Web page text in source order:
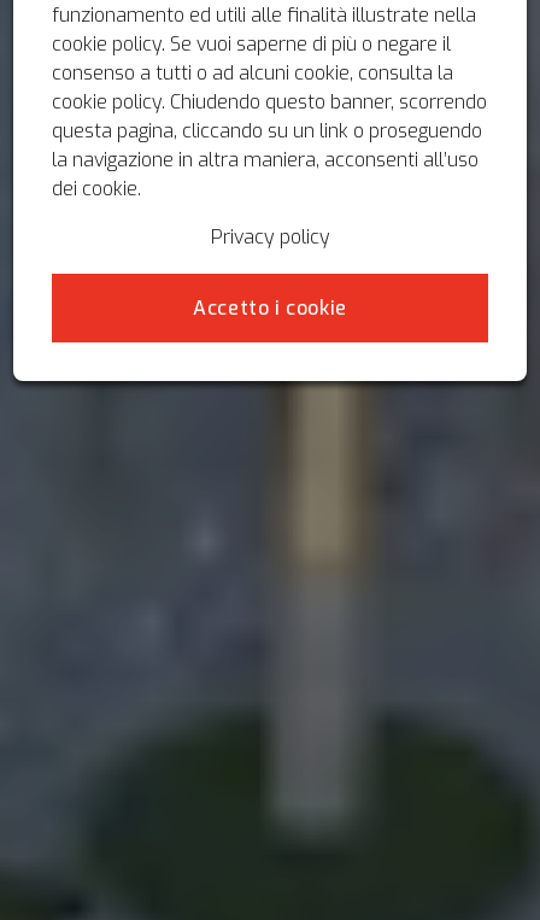
funzionamento ed utili alle finalità illustrate nella
cookie policy. Se vuoi saperne di più o negare il
consenso a tutti o ad alcuni cookie, consulta la
cookie policy. Chiudendo questo banner, scorrendo
questa pagina, cliccando su un link o proseguendo
la navigazione in altra maniera, acconsenti all’uso
dei cookie.
Privacy policy
Accetto i cookie